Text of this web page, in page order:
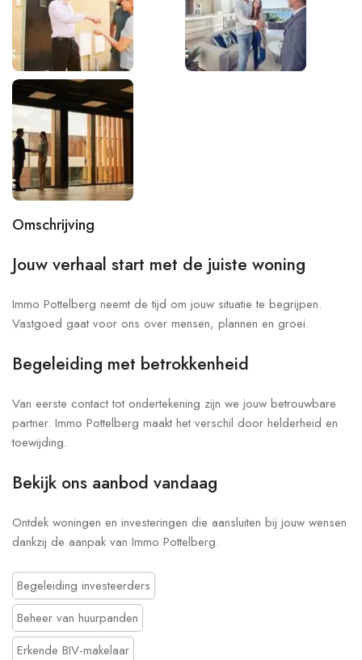
Omschrijving
Jouw verhaal start met de juiste woning
Immo Pottelberg neemt de tijd om jouw situatie te begrijpen.
Vastgoed gaat voor ons over mensen, plannen en groei.
Begeleiding met betrokkenheid
Van eerste contact tot ondertekening zijn we jouw betrouwbare
partner. Immo Pottelberg maakt het verschil door helderheid en
toewijding.
Bekijk ons aanbod vandaag
Ontdek woningen en investeringen die aansluiten bij jouw wensen
dankzij de aanpak van Immo Pottelberg.
Begeleiding investeerders
Beheer van huurpanden
Erkende BIV-makelaar